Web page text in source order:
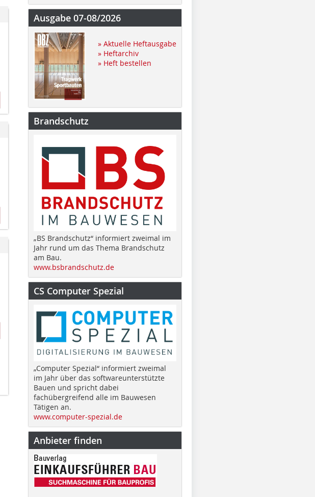
Ausgabe 07-08/2026
» Aktuelle Heftausgabe
» Heftarchiv
» Heft bestellen
Brandschutz
„BS Brandschutz“ informiert zweimal im
Jahr rund um das Thema Brandschutz
am Bau.
www.bsbrandschutz.de
CS Computer Spezial
„Computer Spezial“ informiert zweimal
im Jahr über das softwareunterstützte
Bauen und spricht dabei
fachübergreifend alle im Bauwesen
Tätigen an.
www.computer-spezial.de
Anbieter finden